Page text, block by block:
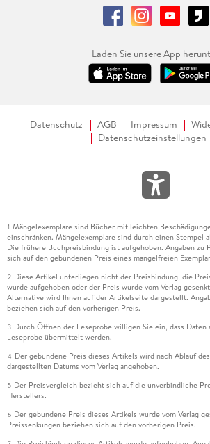
Laden Sie unsere App
Datenschutz AGB Impressum
Datenschutzeinstellungen
1 Mängelexemplare sind Bücher mit leichten
einschränken. Mängelexemplare sind durch einen Stempel
Die frühere Buchpreisbindung ist aufgehoben. Angaben zu
sich auf den gebundenen Preis eines mangelfreien
2 Diese Artikel unterliegen nicht der Preisbindung, die
wurde aufgehoben oder der Preis wurde vom Verlag
Alternative wird Ihnen auf der Artikelseite dargestellt.
beziehen sich auf den vorherigen Preis.
3 Durch Öffnen der Leseprobe willigen Sie ein, dass Daten
Leseprobe übermittelt werden.
4 Der gebundene Preis dieses Artikels wird nach Ablauf
dargestellten Datums vom Verlag angehoben.
5 Der Preisvergleich bezieht sich auf die unverbindliche
Herstellers.
6 Der gebundene Preis dieses Artikels wurde vom Verlag
Preissenkungen beziehen sich auf den vorherigen Preis.